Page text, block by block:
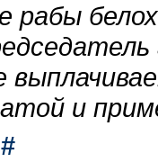
рабы
и
#